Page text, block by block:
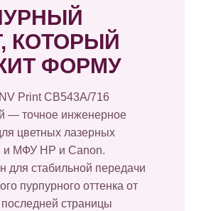
КОТОРЫЙ
ФОРМУ
Print CB543A/716
— точное инженерное
цветных лазерных
и МФУ HP и Canon.
для стабильной передачи
пурпурного оттенка от
страницы